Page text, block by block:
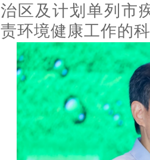
治区及计划单列市
责环境健康工作的